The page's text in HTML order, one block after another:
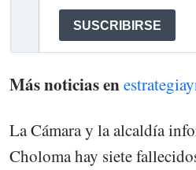
Más noticias en
La Cámara y la alcaldía
Choloma hay siete